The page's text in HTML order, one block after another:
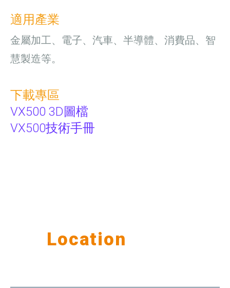
適用產業
金屬加工、電子、汽車、半導體、消費品、智
慧製造等。
下載專區
VX500 3D圖檔
VX500技術手冊
Location